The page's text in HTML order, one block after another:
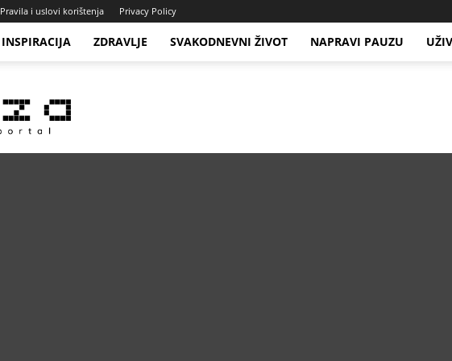
Pravila i uslovi korištenja Privacy Policy
INSPIRACIJA ZDRAVLJE SVAKODNEVNI ŽIVOT NAPRAVI PAUZU